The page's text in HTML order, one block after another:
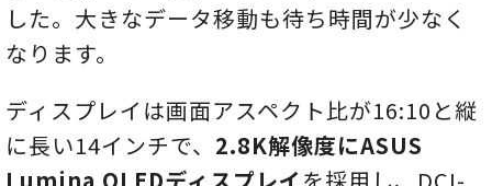
した。大きなデータ移動も待ち時間が少なく
なります。
ディスプレイは画面アスペクト比が16:10と縦
に長い14インチで、 2.8K解像度にASUS
Lumina OLEDディスプレイ を採用し、DCI-